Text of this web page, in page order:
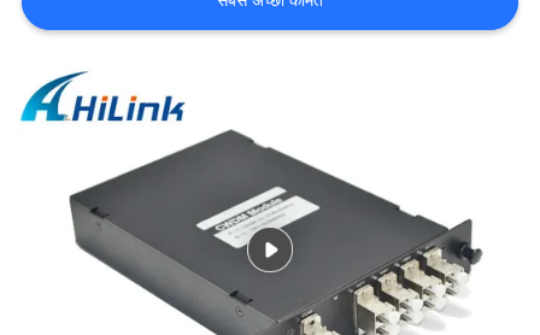
उद्धरण
साइटमैप